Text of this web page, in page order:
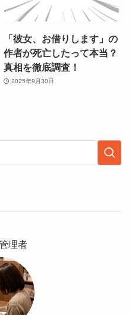
「彼女、お借りします」の
作者が死亡したって本当？
真相を徹底調査！
2025年9月30日
理者